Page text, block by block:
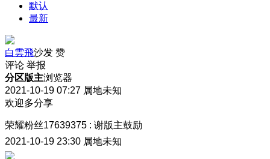
默认
最新
白雲飛沙发 赞
评论 举报
分区版主浏览器
2021-10-19 07:27 属地未知
欢迎多分享
荣耀粉丝17639375 : 谢版主鼓励
2021-10-19 23:30 属地未知